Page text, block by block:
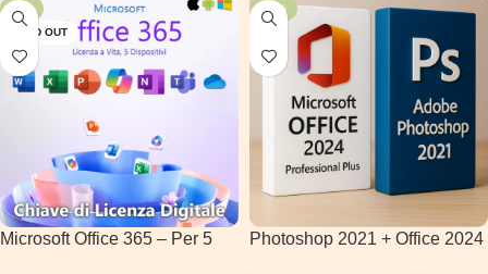
-7%
SOLD OUT
Microsoft Office 365 – Per 5
-50%
Photoshop 2021 + Office 2024